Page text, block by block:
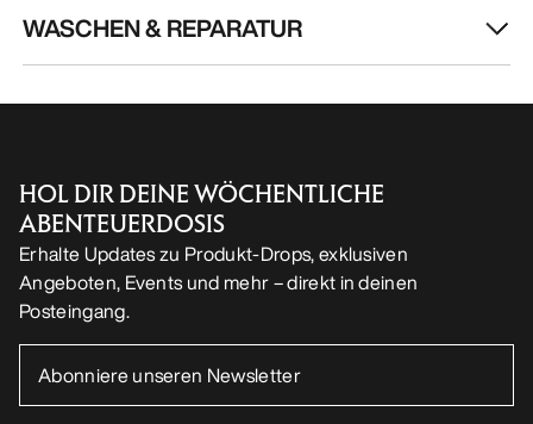
WASCHEN & REPARATUR
HOL DIR DEINE WÖCHENTLICHE
ABENTEUERDOSIS
Erhalte Updates zu Produkt-Drops, exklusiven
Angeboten, Events und mehr – direkt in deinen
Posteingang.